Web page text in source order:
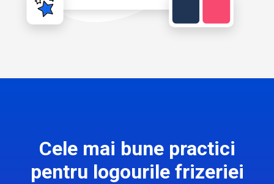
Cele mai bune practici
pentru logourile frizeriei